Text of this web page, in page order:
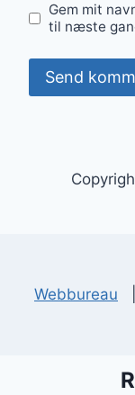
Gem mit
til næste
Webbureau |